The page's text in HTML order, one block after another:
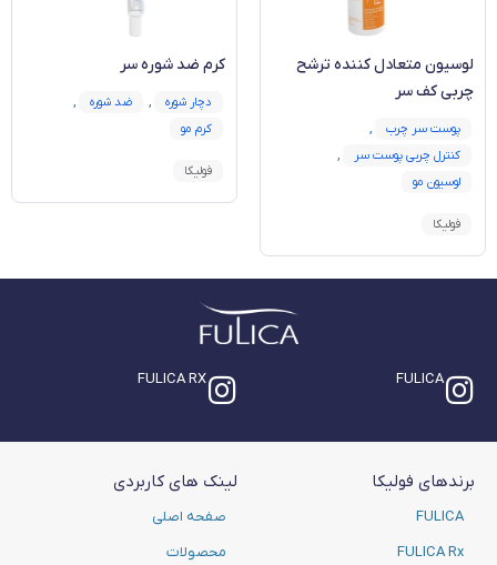
لوسيون متعادل کننده ترشح
چربی کف سر
پوست سر چرب
,
کنترل چربی پوست سر
,
لوسیون مو
فولیکا
کرم ضد شوره سر
دچار شوره , ضد شوره
,
کرم مو
فولیکا
FULICA
FULICA RX
برندهای فولیکا
FULICA
FULICA Rx
لینک های کاربردی
صفحه اصلی
محصولات